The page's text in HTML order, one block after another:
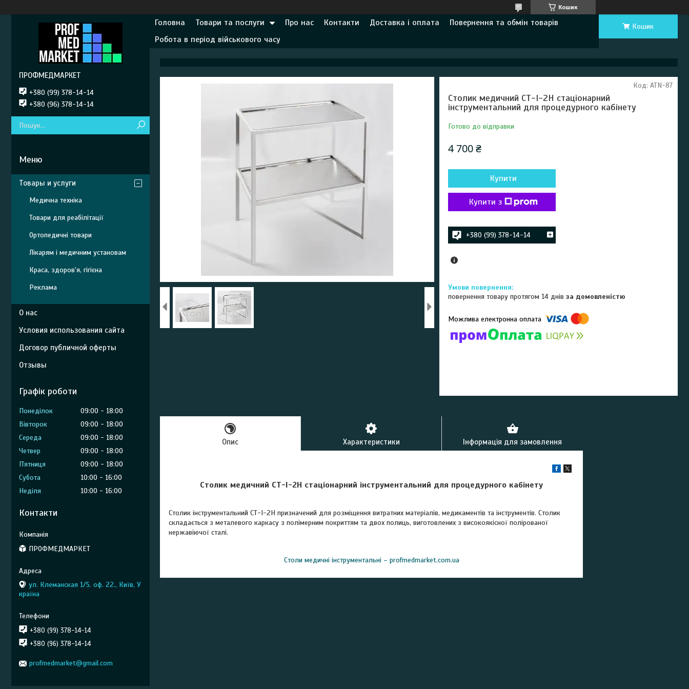
Кошик
Головна Товари та послуги Про нас Контакти Доставка і оплата
Повернення та обмін товарів
Робота в період військового часу
Кошик
Столик медичний СТ-І-2Н стаціонарний
інструментальний для процедурного кабінету
Готово до відправки
Код: ATN-87
4 700 ₴
Купити
Купити з
+380 (99) 378-14-14
повернення товару протягом 14 днівза домовленістю
Опис Характеристики Інформація для замовлення
Столик медичний СТ-І-2Н стаціонарний інструментальний для процедурного кабінету
Столик інструментальний СТ-І-2Н призначений для розміщення витратних матеріалів, медикаментів та інструментів. Столик
складається з металевого каркасу з полімерним покриттям та двох полиць, виготовлених з високоякісної полірованої
нержавіючої сталі.
Столи медичні інструментальні – profmedmarket.com.ua
ПРОФМЕДМАРКЕТ
+380 (99) 378-14-14
+380 (96) 378-14-14
Товары и услуги
Медична техніка
Товари для реабілітації
Ортопедичні товари
Лікарям і медичним установам
Краса, здоров'я, гігієна
Реклама
О нас
Условия использования сайта
Договор публичной оферты
Отзывы
Графік роботи
Понеділок 09:00
18:00
Вівторок
09:00
18:00
Середа
09:00
18:00
Четвер
09:00
18:00
Пʼятниця
09:00
18:00
Субота
10:00
16:00
Неділя
10:00 16:00
Контакти
ПРОФМЕДМАРКЕТ
ул. Клеманская 1/5. оф. 22., Київ, У
країна
+380 (99) 378-14-14
+380 (96) 378-14-14
profmedmarket@gmail.com